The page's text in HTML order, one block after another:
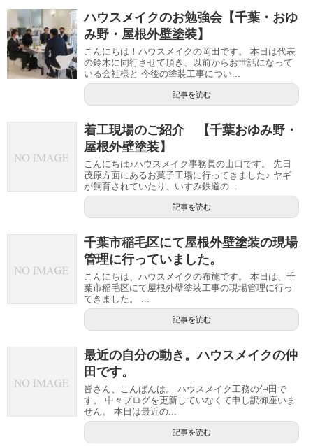
ハウスメイクのお勉強会【千葉・おゆ
み野・屋根外壁塗装】
こんにちは！ハウスメイクの岡田です。 本日は代表
の鈴木に同行させて頂き、以前からお世話になって
いる会社様と 今後の塗装工事につい...
記事を読む
着工現場のご紹介 【千葉おゆみ野・
屋根外壁塗装】
こんにちは♪ハウスメイク事務員の山口です。 先日
茂原方面にあるお菓子工場に行ってきました♪ ヤギ
が飼育されていたり、いすみ鉄道の...
記事を読む
千葉市稲毛区にて屋根外壁塗装の現場
管理に行っていました。
こんにちは、ハウスメイクの布施です。 本日は、千
葉市稲毛区にて屋根外壁塗装工事の現場管理に行っ
てきました。 ...
記事を読む
最近の自分の動き。ハウスメイクの仲
田です。
皆さん、こんばんは。 ハウスメイク工務の仲田で
す。 中々ブログを更新していなくて申し訳御座いま
せん。 本日は最近の...
記事を読む